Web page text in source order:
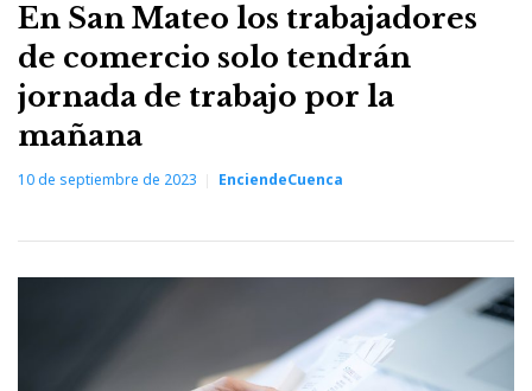
En San Mateo los trabajadores
de comercio solo tendrán
jornada de trabajo por la
mañana
10 de septiembre de 2023 EnciendeCuenca